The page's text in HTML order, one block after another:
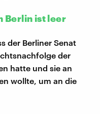
Berlin ist leer
der Berliner Senat
der
hatte und sie an
wollte, um an die